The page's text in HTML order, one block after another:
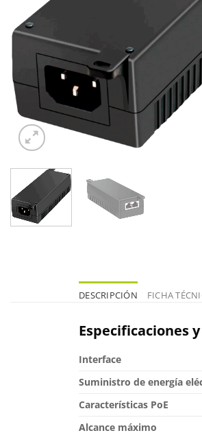
DESCRIPCIÓN FICHA
Especificaciones
Interface
Suministro de energía
Características PoE
Alcance máximo